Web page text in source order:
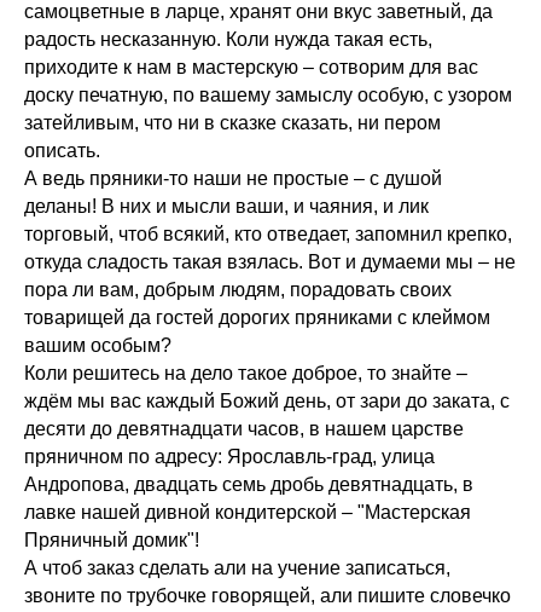
самоцветные в ларце, хранят они вкус заветный, да
радость несказанную. Коли нужда такая есть,
приходите к нам в мастерскую – сотворим для вас
доску печатную, по вашему замыслу особую, с узором
затейливым, что ни в сказке сказать, ни пером
описать.
А ведь пряники-то наши не простые – с душой
деланы! В них и мысли ваши, и чаяния, и лик
торговый, чтоб всякий, кто отведает, запомнил крепко,
откуда сладость такая взялась. Вот и думаеми мы – не
пора ли вам, добрым людям, порадовать своих
товарищей да гостей дорогих пряниками с клеймом
вашим особым?
Коли решитесь на дело такое доброе, то знайте –
ждём мы вас каждый Божий день, от зари до заката, с
десяти до девятнадцати часов, в нашем царстве
пряничном по адресу: Ярославль-град, улица
Андропова, двадцать семь дробь девятнадцать, в
лавке нашей дивной кондитерской – "Мастерская
Пряничный домик"!
А чтоб заказ сделать али на учение записаться,
звоните по трубочке говорящей, али пишите словечко